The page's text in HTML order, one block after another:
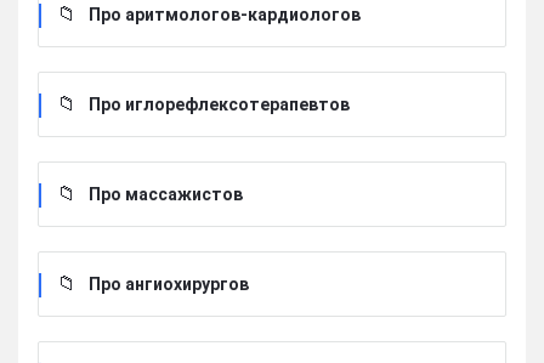
Про аритмологов-кардиологов
Про иглорефлексотерапевтов
Про массажистов
Про ангиохирургов